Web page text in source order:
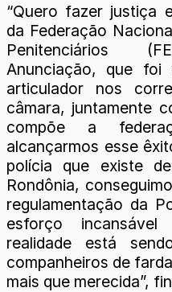
“Quero fazer justiça
da Federação
Penitenciários
Anunciação, que foi
articulador nos
câmara, juntamente
compõe a
alcançarmos esse
polícia que existe
Rondônia,
regulamentação da
esforço
realidade está
companheiros de
mais que merecida”,